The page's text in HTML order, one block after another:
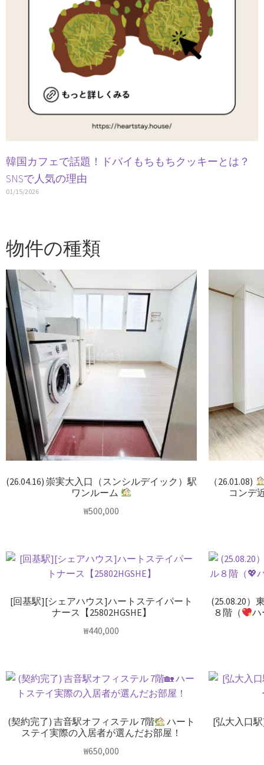
韓国カフェで話題！ドバイもちもちクッキーとは？
SNSで人気の理由
01/15/2026
物件の種類
(26.04.16) 崇実大入口（スンシルデイック）駅
ワンルーム
₩500,000
（26.01.08)
コンデ
[回基駅][シェアハウス]ハートステイパート
ナース【25802HGSHE】
₩440,000
(25.08.20）
８階（
ハ
(契約完了) 吉音駅オフィステル 7階
ハート
ステイ実際の入居者が選んだお部屋！
₩650,000
[弘大入口